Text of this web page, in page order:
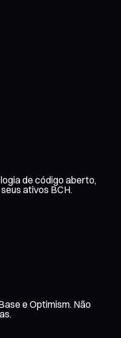
de código aberto,
ativos BCH.
e Optimism. Não